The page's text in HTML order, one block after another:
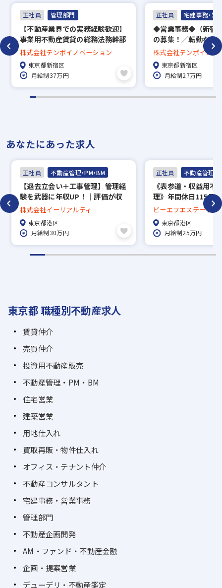
▼
内定
※入社時期は相談に応じます。
※現在、在職中の方も積極的にご応募くださ
い。応募の秘密は厳守いたします。
正社員 管理部門
【不動産業界での実務経験歓迎】
事業用不動産賃貸の総務法務幹部
候補（契約審査・作成・文書管
理）／年間休日130日◎
株式会社テンポイノベーション
東京都新宿区
月給制37万円
正社員 宅建事務・営
◆営業事務◆（新宿
の募集！／転勤なし
130日！／働きやす
定着率◎
株式会社テンポイノベ
東京都新宿区
月給制27万円
あなたにあった求人
正社員 不動産管理・PM・BM
【退去立会い＋工事管理】管理経
験を武器に年収UP！｜評価が収
入に直結
株式会社イーリアルティ
東京都港区
月給制30万円
正社員 不動産管理・
《表参道・収益用不
理》年間休日115日
～＋資格手当あり☆
ビーエフエステート株
東京都港区
月給制25万円
東京都 職種別不動産求人
賃貸仲介
売買仲介
投資用不動産販売
不動産管理・PM・BM
住宅営業
建築営業
用地仕入れ
買取再販・物件仕入れ
オフィス・テナント仲介
不動産コンサルタント
宅建事務・営業事務
管理部門
不動産企画開発
AM・ファンド・不動産金融
企画・提案営業
デューデリ・不動産鑑定